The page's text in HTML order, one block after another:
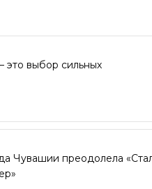
это выбор сильных
Чувашии преодолела